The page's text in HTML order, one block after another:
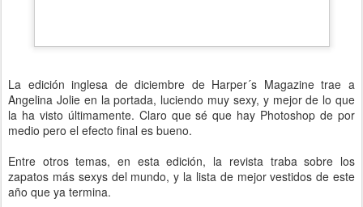
La edición inglesa de diciembre de Harper´s Magazine trae a
Angelina Jolie en la portada, luciendo muy sexy, y mejor de lo que
la ha visto últimamente. Claro que sé que hay Photoshop de por
medio pero el efecto final es bueno.
Entre otros temas, en esta edición, la revista traba sobre los
zapatos más sexys del mundo, y la lista de mejor vestidos de este
año que ya termina.